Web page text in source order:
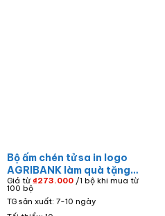
Bộ ấm chén tử sa in logo
AGRIBANK làm quà tặng
doanh nghiệp dáng bầu
tròn màu nâu AC-09
Giá từ₫273.000 /1 bộ khi mua từ
100 bộ
TG sản xuất: 7-10 ngày